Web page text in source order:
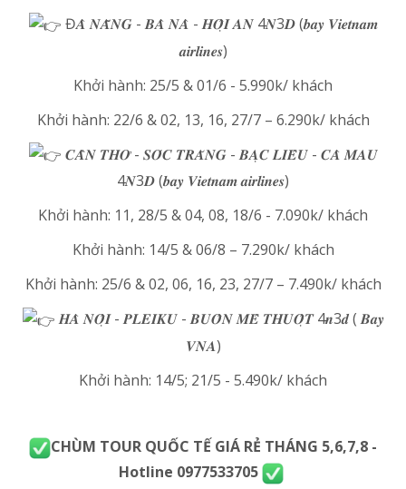
Đ𝑨̀ 𝑵𝑨̆̃𝑵𝑮 - 𝑩𝑨̀ 𝑵𝑨̀ - 𝑯𝑶̣̂𝑰 𝑨𝑵 4𝑵3𝑫 (𝒃𝒂𝒚 𝑽𝒊𝒆𝒕𝒏𝒂𝒎
𝒂𝒊𝒓𝒍𝒊𝒏𝒆𝒔)
Khởi hành: 25/5 & 01/6 - 5.990k/ khách
Khởi hành: 22/6 & 02, 13, 16, 27/7 – 6.290k/ khách
𝑪𝑨̂̀𝑵 𝑻𝑯𝑶̛ - 𝑺𝑶́𝑪 𝑻𝑹𝑨̆𝑵𝑮 - 𝑩𝑨̣𝑪 𝑳𝑰𝑬̂𝑼 - 𝑪𝑨̀ 𝑴𝑨𝑼
4𝑵3𝑫 (𝒃𝒂𝒚 𝑽𝒊𝒆𝒕𝒏𝒂𝒎 𝒂𝒊𝒓𝒍𝒊𝒏𝒆𝒔)
Khởi hành: 11, 28/5 & 04, 08, 18/6 - 7.090k/ khách
Khởi hành: 14/5 & 06/8 – 7.290k/ khách
Khởi hành: 25/6 & 02, 06, 16, 23, 27/7 – 7.490k/ khách
𝑯𝑨̀ 𝑵𝑶̣̂𝑰 - 𝑷𝑳𝑬𝑰𝑲𝑼 - 𝑩𝑼𝑶̂𝑵 𝑴𝑬̂ 𝑻𝑯𝑼𝑶̣̂𝑻 4𝒏3𝒅 ( 𝑩𝒂𝒚
𝑽𝑵𝑨)
Khởi hành: 14/5; 21/5 - 5.490k/ khách
CHÙM TOUR QUỐC TẾ GIÁ RẺ THÁNG 5,6,7,8 -
Hotline 0977533705